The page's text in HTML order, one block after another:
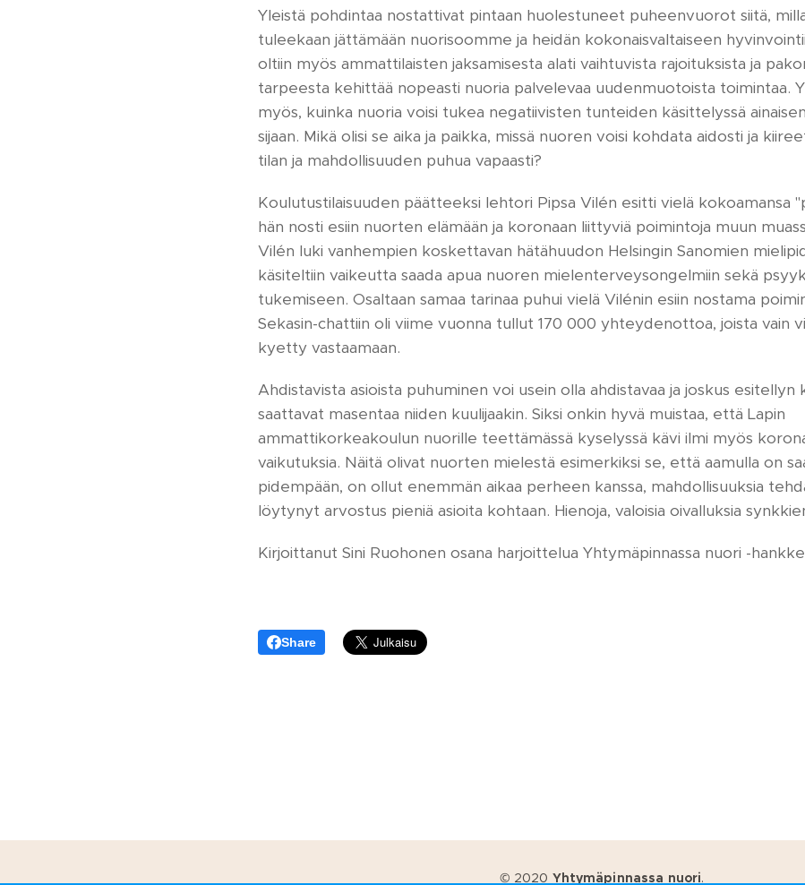
Yleistä pohdintaa nostattivat pintaan huolestuneet puheenvuorot siitä,
tuleekaan jättämään nuorisoomme ja heidän kokonaisvaltaiseen
oltiin myös ammattilaisten jaksamisesta alati vaihtuvista rajoituksista ja
tarpeesta kehittää nopeasti nuoria palvelevaa uudenmuotoista toimintaa.
myös, kuinka nuoria voisi tukea negatiivisten tunteiden käsittelyssä
sijaan. Mikä olisi se aika ja paikka, missä nuoren voisi kohdata aidosti ja
tilan ja mahdollisuuden puhua vapaasti?
Koulutustilaisuuden päätteeksi lehtori Pipsa Vilén esitti vielä kokoamansa
hän nosti esiin nuorten elämään ja koronaan liittyviä poimintoja muun
Vilén luki vanhempien koskettavan hätähuudon Helsingin Sanomien
käsiteltiin vaikeutta saada apua nuoren mielenterveysongelmiin sekä
tukemiseen. Osaltaan samaa tarinaa puhui vielä Vilénin esiin nostama
Sekasin-chattiin oli viime vuonna tullut 170 000 yhteydenottoa, joista vain
kyetty vastaamaan.
Ahdistavista asioista puhuminen voi usein olla ahdistavaa ja joskus
saattavat masentaa niiden kuulijaakin. Siksi onkin hyvä muistaa, että Lapin
ammattikorkeakoulun nuorille teettämässä kyselyssä kävi ilmi myös
vaikutuksia. Näitä olivat nuorten mielestä esimerkiksi se, että aamulla on
pidempään, on ollut enemmän aikaa perheen kanssa, mahdollisuuksia
löytynyt arvostus pieniä asioita kohtaan. Hienoja, valoisia oivalluksia
Kirjoittanut Sini Ruohonen osana harjoittelua Yhtymäpinnassa nuori -
Share
© 2020 Yhtymäpinnassa nuori.